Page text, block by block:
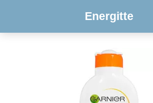
Energitte